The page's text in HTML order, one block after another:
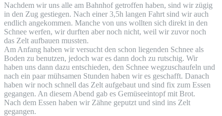
Nach­dem wir uns alle am Bahn­hof getrof­fen haben, sind wir zügig
in den Zug gestie­gen. Nach einer 3,5h lan­gen Fahrt sind wir auch
end­lich ange­kom­men. Man­che von uns woll­ten sich direkt in den
Schnee wer­fen, wir durf­ten aber noch nicht, weil wir zuvor noch
das Zelt auf­bau­en mussten.
Am Anfang haben wir ver­sucht den schon lie­gen­den Schnee als
Boden zu benut­zen, jedoch war es dann doch zu rut­schig. Wir
haben uns dann dazu ent­schie­den, den Schnee weg­zu­schau­feln und
nach ein paar müh­sa­men Stun­den haben wir es geschafft. Danach
haben wir noch schnell das Zelt auf­ge­baut und sind fix zum Essen
gegan­gen. An die­sem Abend gab es Gemü­se­ein­topf mit Brot.
Nach dem Essen haben wir Zäh­ne geputzt und sind ins Zelt
gegangen.